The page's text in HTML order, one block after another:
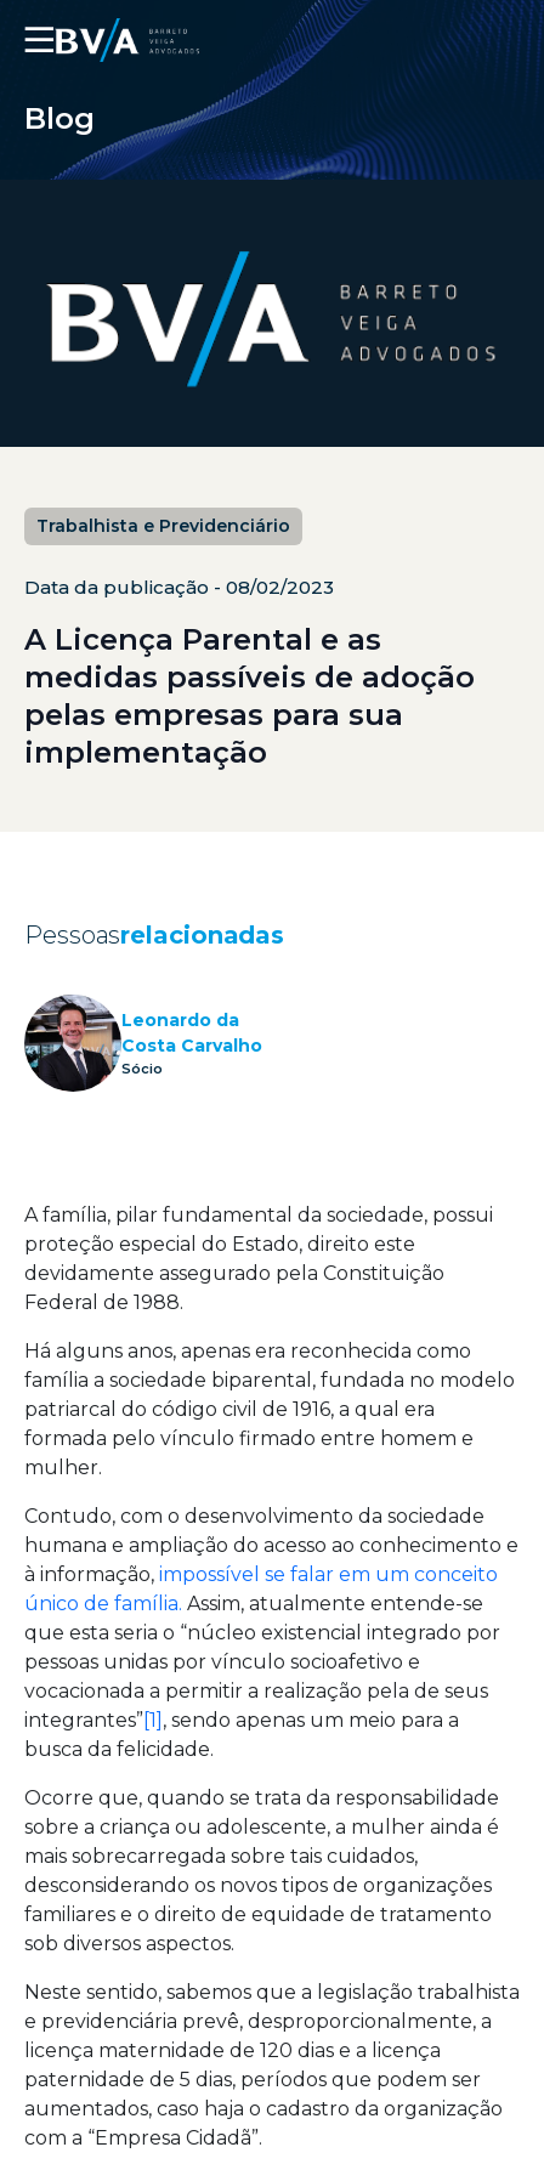
☰
Blog
Trabalhista e Previdenciário
Data da publicação - 08/02/2023
A Licença Parental e as
medidas passíveis de adoção
pelas empresas para sua
implementação
Pessoasrelacionadas
Leonardo da
Costa Carvalho
Sócio
A família, pilar fundamental da sociedade, possui
proteção especial do Estado, direito este
devidamente assegurado pela Constituição
Federal de 1988.
Há alguns anos, apenas era reconhecida como
família a sociedade biparental, fundada no modelo
patriarcal do código civil de 1916, a qual era
formada pelo vínculo firmado entre homem e
mulher.
Contudo, com o desenvolvimento da sociedade
humana e ampliação do acesso ao conhecimento e
à informação, impossível se falar em um conceito
único de família. Assim, atualmente entende-se
que esta seria o “núcleo existencial integrado por
pessoas unidas por vínculo socioafetivo e
vocacionada a permitir a realização pela de seus
integrantes” [1] , sendo apenas um meio para a
busca da felicidade.
Ocorre que, quando se trata da responsabilidade
sobre a criança ou adolescente, a mulher ainda é
mais sobrecarregada sobre tais cuidados,
desconsiderando os novos tipos de organizações
familiares e o direito de equidade de tratamento
sob diversos aspectos.
Neste sentido, sabemos que a legislação trabalhista
e previdenciária prevê, desproporcionalmente, a
licença maternidade de 120 dias e a licença
paternidade de 5 dias, períodos que podem ser
aumentados, caso haja o cadastro da organização
com a “Empresa Cidadã”.